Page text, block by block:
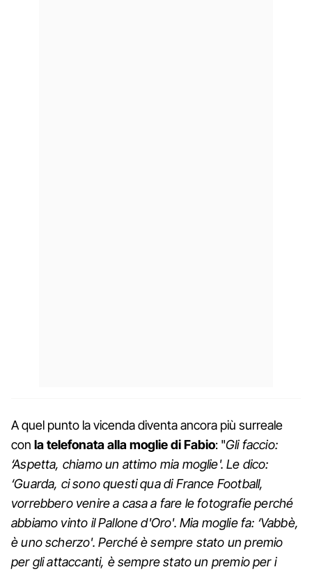
A quel punto la vicenda diventa ancora più surreale
con la telefonata alla moglie di Fabio: "Gli faccio:
‘Aspetta, chiamo un attimo mia moglie'. Le dico:
‘Guarda, ci sono questi qua di France Football,
vorrebbero venire a casa a fare le fotografie perché
abbiamo vinto il Pallone d'Oro'. Mia moglie fa: ‘Vabbè,
è uno scherzo'. Perché è sempre stato un premio
per gli attaccanti, è sempre stato un premio per i